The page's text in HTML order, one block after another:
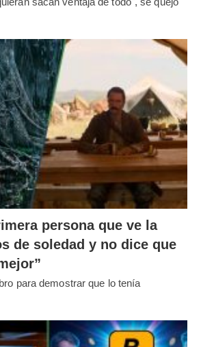
persona que ve la
de soledad y no dice que
para demostrar que lo tenía